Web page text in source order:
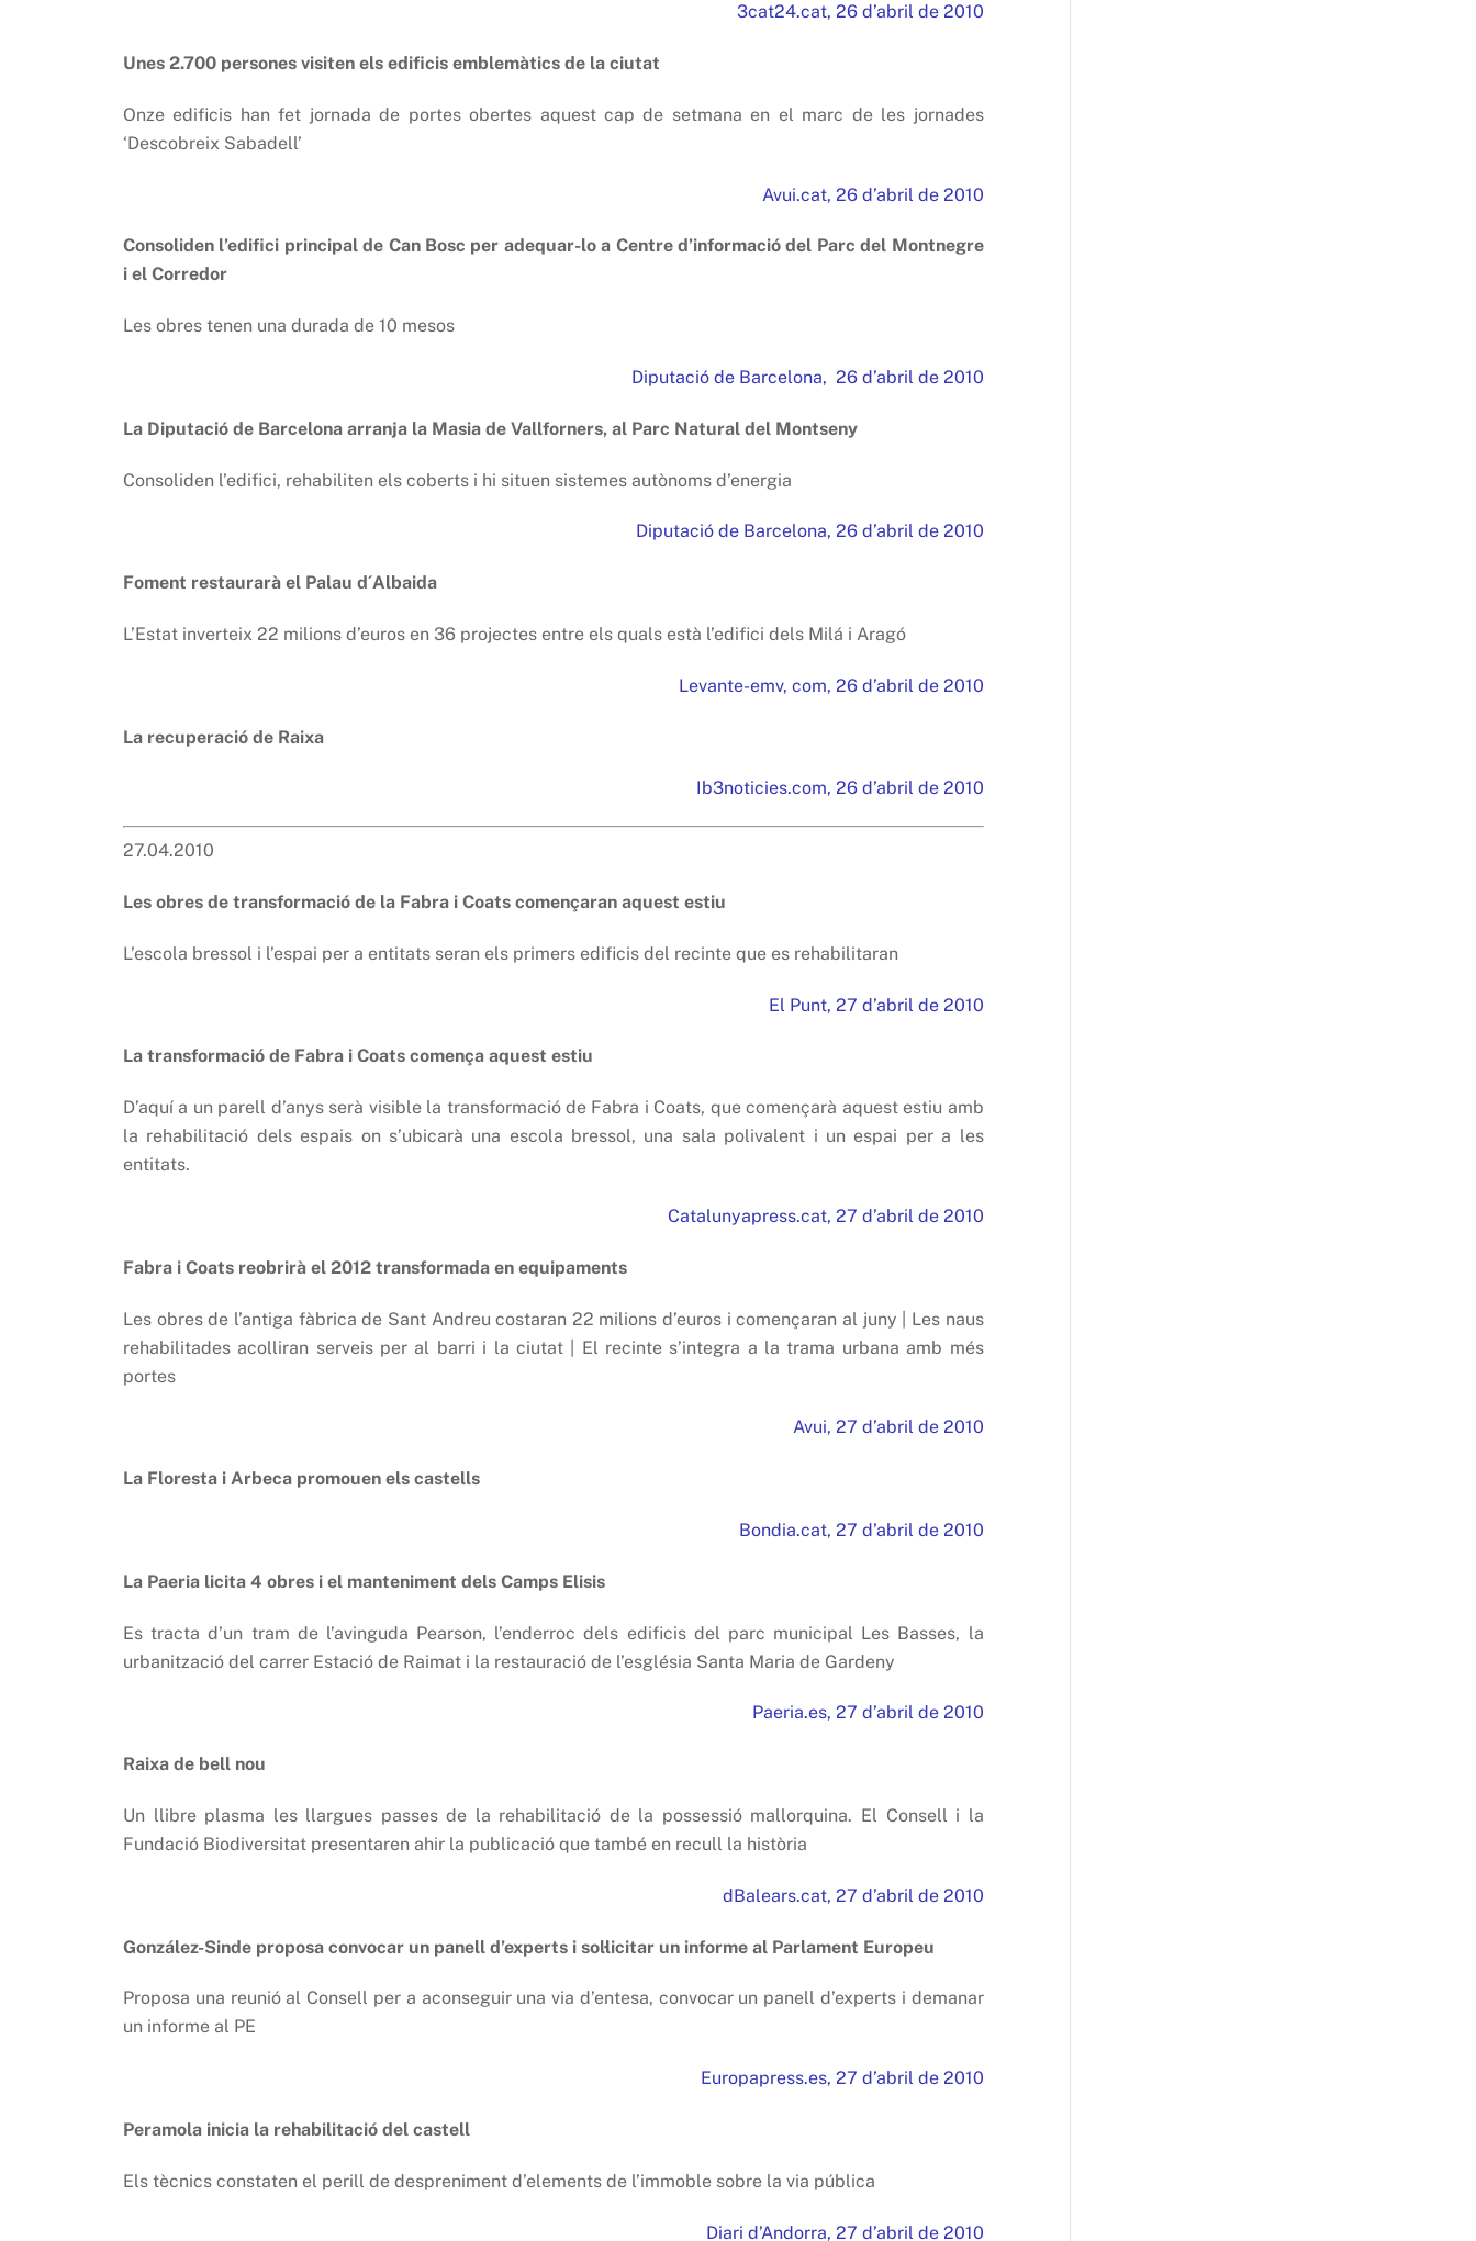
3cat24.cat, 26 d’abril de 2010
Unes 2.700 persones visiten els edificis emblemàtics de la ciutat
Onze edificis han fet jornada de portes obertes aquest cap de setmana en el marc de les jornades
‘Descobreix Sabadell’
Avui.cat, 26 d’abril de 2010
Consoliden l’edifici principal de Can Bosc per adequar-lo a Centre d’informació del Parc del Montnegre
i el Corredor
Les obres tenen una durada de 10 mesos
Diputació de Barcelona, 26 d’abril de 2010
La Diputació de Barcelona arranja la Masia de Vallforners, al Parc Natural del Montseny
Consoliden l’edifici, rehabiliten els coberts i hi situen sistemes autònoms d’energia
Diputació de Barcelona, 26 d’abril de 2010
Foment restaurarà el Palau d´Albaida
L’Estat inverteix 22 milions d’euros en 36 projectes entre els quals està l’edifici dels Milá i Aragó
Levante-emv, com, 26 d’abril de 2010
La recuperació de Raixa
Ib3noticies.com, 26 d’abril de 2010
27.04.2010
Les obres de transformació de la Fabra i Coats començaran aquest estiu
L’escola bressol i l’espai per a entitats seran els primers edificis del recinte que es rehabilitaran
El Punt, 27 d’abril de 2010
La transformació de Fabra i Coats comença aquest estiu
D’aquí a un parell d’anys serà visible la transformació de Fabra i Coats, que començarà aquest estiu amb
la rehabilitació dels espais on s’ubicarà una escola bressol, una sala polivalent i un espai per a les
entitats.
Catalunyapress.cat, 27 d’abril de 2010
Fabra i Coats reobrirà el 2012 transformada en equipaments
Les obres de l’antiga fàbrica de Sant Andreu costaran 22 milions d’euros i començaran al juny | Les naus
rehabilitades acolliran serveis per al barri i la ciutat | El recinte s’integra a la trama urbana amb més
portes
Avui, 27 d’abril de 2010
La Floresta i Arbeca promouen els castells
Bondia.cat, 27 d’abril de 2010
La Paeria licita 4 obres i el manteniment dels Camps Elisis
Es tracta d’un tram de l’avinguda Pearson, l’enderroc dels edificis del parc municipal Les Basses, la
urbanització del carrer Estació de Raimat i la restauració de l’església Santa Maria de Gardeny
Paeria.es, 27 d’abril de 2010
Raixa de bell nou
Un llibre plasma les llargues passes de la rehabilitació de la possessió mallorquina. El Consell i la
Fundació Biodiversitat presentaren ahir la publicació que també en recull la història
dBalears.cat, 27 d’abril de 2010
González-Sinde proposa convocar un panell d’experts i sol·licitar un informe al Parlament Europeu
Proposa una reunió al Consell per a aconseguir una via d’entesa, convocar un panell d’experts i demanar
un informe al PE
Europapress.es, 27 d’abril de 2010
Peramola inicia la rehabilitació del castell
Els tècnics constaten el perill de despreniment d’elements de l’immoble sobre la via pública
Diari d’Andorra, 27 d’abril de 2010